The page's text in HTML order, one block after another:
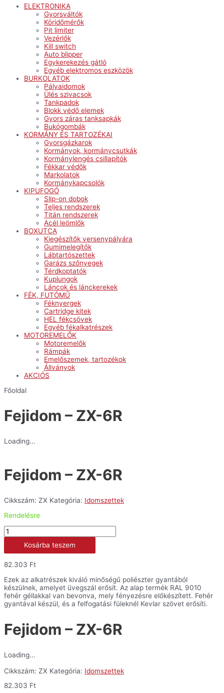
ELEKTRONIKA
Gyorsváltók
Köridőmérők
Pit limiter
Vezérlők
Kill switch
Auto blipper
Egykerekezés gátló
Egyéb elektromos eszközök
BURKOLATOK
Pályaidomok
Ülés szivacsok
Tankpadok
Blokk védő elemek
Gyors záras tanksapkák
Bukógombák
KORMÁNY ÉS TARTOZÉKAI
Gyorsgázkarok
Kormányok, kormánycsutkák
Kormánylengés csillapítók
Fékkar védők
Markolatok
Kormánykapcsolók
KIPUFOGÓ
Slip-on dobok
Teljes rendszerek
Titán rendszerek
Acél leömlők
BOXUTCA
Kiegészítők versenypályára
Gumimelegítők
Lábtartószettek
Garázs szőnyegek
Térdkoptatók
Kuplungok
Láncok és lánckerekek
FÉK, FUTÓMŰ
Féknyergek
Cartridge kitek
HEL fékcsövek
Egyéb fékalkatrészek
MOTOREMELŐK
Motoremelők
Rámpák
Emelőszemek, tartozékok
Állványok
AKCIÓS
Főoldal
Fejidom – ZX-6R
Loading...
Fejidom – ZX-6R
Cikkszám: ZX Kategória: Idomszettek
Rendelésre
Fejidom
-
6R
mennyiség
Kosárba teszem
82.303 Ft
Ezek az alkatrészek kiváló minőségű poliészter gyantából
készülnek, amelyet üvegszál erősít. Az alap termék RAL 9010
fehér géllakkal van bevonva, mely fényezésre előkészített. Fehér
gyantával készül, és a felfogatási füleknél Kevlar szövet erősíti.
Fejidom – ZX-6R
Loading...
Cikkszám: ZX Kategória: Idomszettek
82.303 Ft